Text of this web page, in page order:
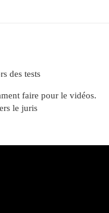
des tests
faire pour le vidéos.
le juris